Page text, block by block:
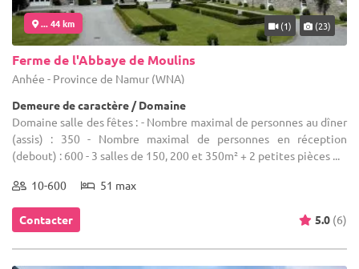
... 44 km (1) (23)
Ferme de l'Abbaye de Moulins
Anhée - Province de Namur (WNA)
Demeure de caractère / Domaine
Domaine salle des fêtes : - Nombre maximal de personnes au dîner
(assis) : 350 - Nombre maximal de personnes en réception
(debout) : 600 - 3 salles de 150, 200 et 350m² + 2 petites pièces ...
10-600 51 max
Contacter 5.0 (6)